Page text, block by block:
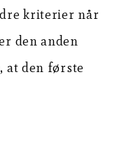
kriterier når
den anden
at den første